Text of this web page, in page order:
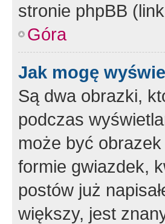
stronie phpBB
Góra
Jak mogę
Są dwa obrazki,
podczas
może być
formie gwiazdek,
postów już
większy, jest